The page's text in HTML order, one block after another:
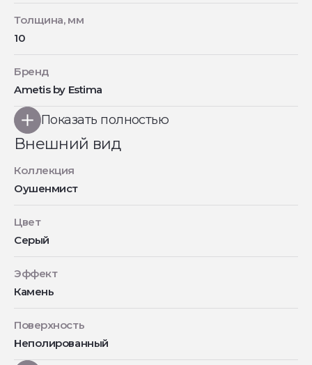
Толщина, мм
10
Бренд
Ametis by Estima
Показать полностью
Внешний вид
Коллекция
Оушенмист
Цвет
Серый
Эффект
Камень
Поверхность
Неполированный